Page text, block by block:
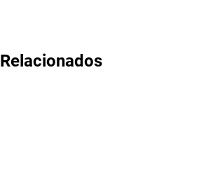
Relacionados